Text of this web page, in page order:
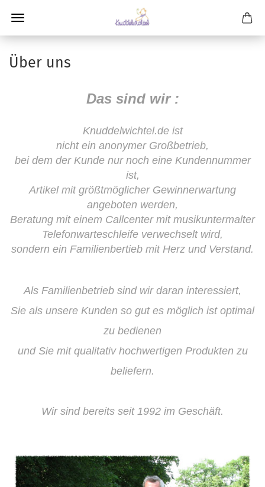
Über uns
Das sind wir :
Knuddelwichtel.de ist
nicht ein anonymer Großbetrieb,
bei dem der Kunde nur noch eine Kundennummer
ist,
Artikel mit größtmöglicher Gewinnerwartung
angeboten werden,
Beratung mit einem Callcenter mit musikuntermalter
Telefonwarteschleife verwechselt wird,
sondern ein Familienbertieb mit Herz und Verstand.
Als Familienbetrieb sind wir daran interessiert,
Sie als unsere Kunden so gut es möglich ist optimal
zu bedienen
und Sie mit qualitativ hochwertigen Produkten zu
beliefern.
Wir sind bereits seit 1992 im Geschäft.